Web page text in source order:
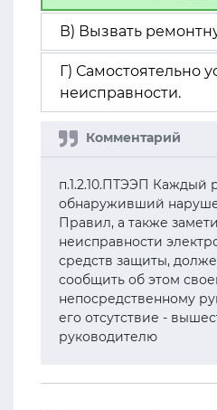
В) Вызвать
Г) Самостоятельно
неисправности.
п.1.2.10.ПТЭЭП Каждый
обнаруживший
Правил, а также
неисправности
средств защиты,
сообщить об этом
непосредственному
его отсутствие -
руководителю